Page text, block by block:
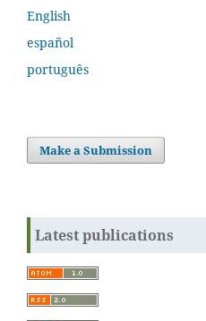
English
español
português
Make a Submission
Latest publications